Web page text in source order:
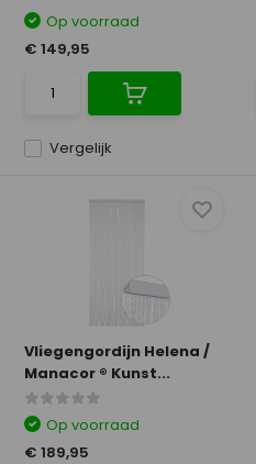
Vergelijk
Op voorraad
€ 149,95
Vliegengordijn Helena /
Manacor ® Kunst...
Op voorraad
€ 189,95